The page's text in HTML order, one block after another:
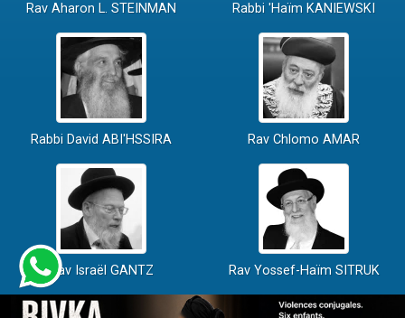
Rav Aharon L. STEINMAN Rabbi 'Haïm KANIEWSKI
Rabbi David ABI'HSSIRA Rav Chlomo AMAR
Rav Israël GANTZ Rav Yossef-Haïm SITRUK